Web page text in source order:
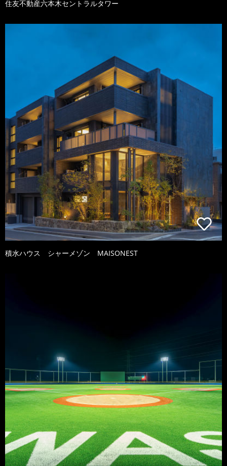
住友不動産六本木セントラルタワー
積水ハウス シャーメゾン MAISONEST